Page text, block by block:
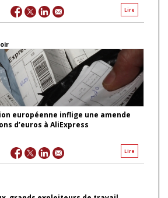
Lire
européenne inflige une amende
d’euros à AliExpress
Lire